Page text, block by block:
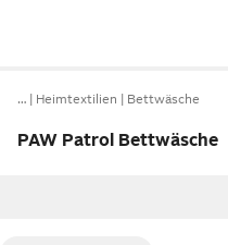
… Heimtextilien Bettwäsche
PAW Patrol Bettwäsche